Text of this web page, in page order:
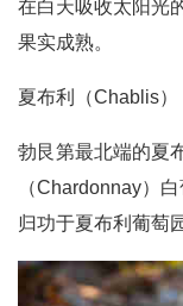
在白天吸收太阳光
果实成熟。
夏布利（Chablis）
勃艮第最北端的夏
（Chardonnay）
归功于夏布利葡萄